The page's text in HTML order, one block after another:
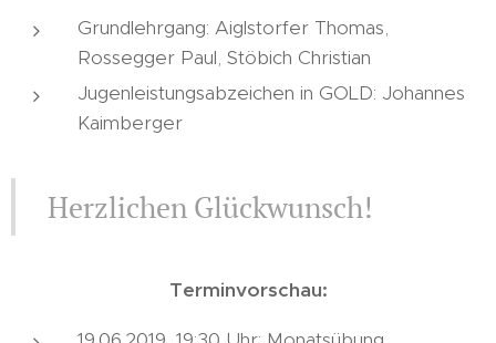
Grundlehrgang: Aiglstorfer Thomas,
Rossegger Paul, Stöbich Christian
Jugenleistungsabzeichen in GOLD: Johannes
Kaimberger
Herzlichen Glückwunsch!
Terminvorschau: